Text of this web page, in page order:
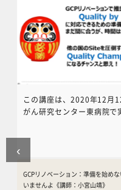
この講座は、2020年12月
がん研究センター東病院で
控え、医療機関における治
を持った質の作りこみが求
中、本邦において医療機関
ているQMSとは何か、どう
GCPリノベーション：準備を始め
いませんよ《講師：小宮山靖》
‹